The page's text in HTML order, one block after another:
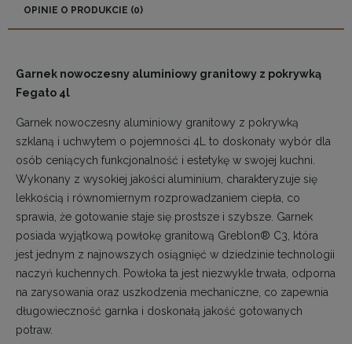
OPINIE O PRODUKCIE (0)
Garnek nowoczesny aluminiowy granitowy z pokrywką
Fegato 4l
Garnek nowoczesny aluminiowy granitowy z pokrywką
szklaną i uchwytem o pojemności 4L to doskonały wybór dla
osób ceniących funkcjonalność i estetykę w swojej kuchni.
Wykonany z wysokiej jakości aluminium, charakteryzuje się
lekkością i równomiernym rozprowadzaniem ciepła, co
sprawia, że gotowanie staje się prostsze i szybsze. Garnek
posiada wyjątkową powłokę granitową Greblon® C3, która
jest jednym z najnowszych osiągnięć w dziedzinie technologii
naczyń kuchennych. Powłoka ta jest niezwykle trwała, odporna
na zarysowania oraz uszkodzenia mechaniczne, co zapewnia
długowieczność garnka i doskonałą jakość gotowanych
potraw.